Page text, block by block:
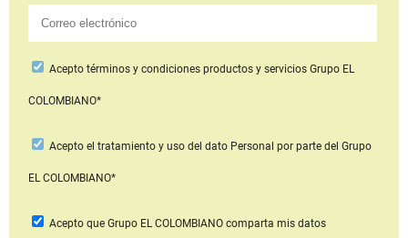
Aceptotérminos y condiciones productos y serviciosGrupo EL
COLOMBIANO*
Acepto el tratamiento y uso del dato Personal por parte del Grupo
EL COLOMBIANO*
Acepto que Grupo EL COLOMBIANOcomparta mis datos